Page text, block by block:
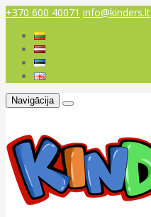
+370 600 40071 info@kinders.lt
Navigācija